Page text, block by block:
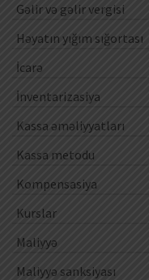
Gəlir və gəlir vergisi
Həyatın yığım sığortası
İcarə
İnventarizasiya
Kassa əməliyyatları
Kassa metodu
Kompensasiya
Kurslar
Maliyyə
Maliyyə sanksiyası